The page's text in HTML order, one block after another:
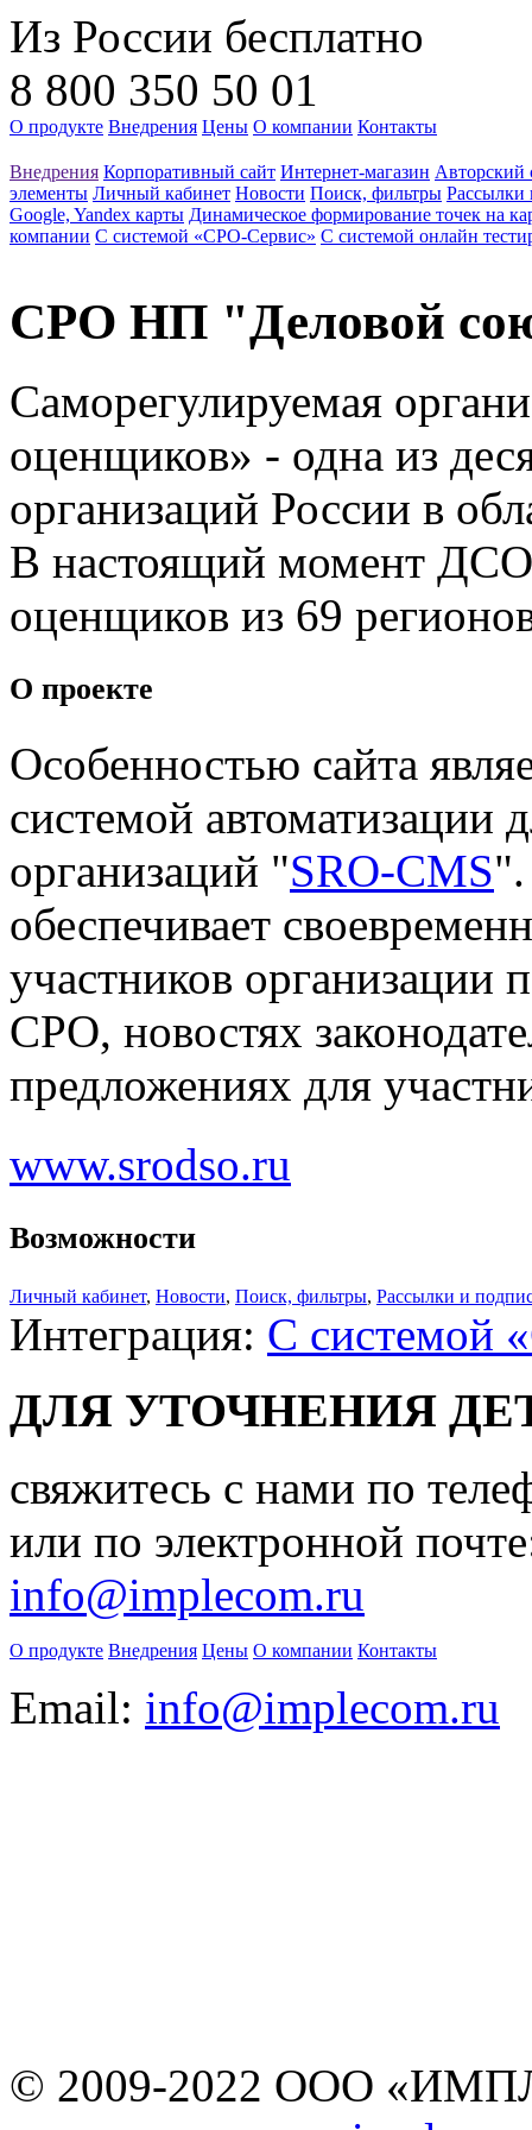
Из России бесплатно
8 800 350 50 01
О продукте Внедрения Цены О компании Контакты
Внедрения Корпоративный сайт Интернет-магазин Авторский
элементы Личный кабинет Новости Поиск, фильтры Рассылки
Google, Yandex карты Динамическое формирование точек на
компании С системой «СРО-Сервис» С системой онлайн
СРО НП "Деловой
Саморегулируемая
оценщиков» - одна из
организаций России в
В настоящий момент ДСО
оценщиков из 69
О проекте
Особенностью сайта
системой автоматизации
организаций "SRO-CMS
обеспечивает
участников организации
СРО, новостях
предложениях для
www.srodso.ru
Возможности
Личный кабинет, Новости, Поиск, фильтры, Рассылки и
Интеграция: С системой
ДЛЯ УТОЧНЕНИЯ
свяжитесь с нами по
или по электронной
info@implecom.ru
О продукте Внедрения Цены О компании Контакты
Email: info@implecom.ru
© 2009-2022 ООО